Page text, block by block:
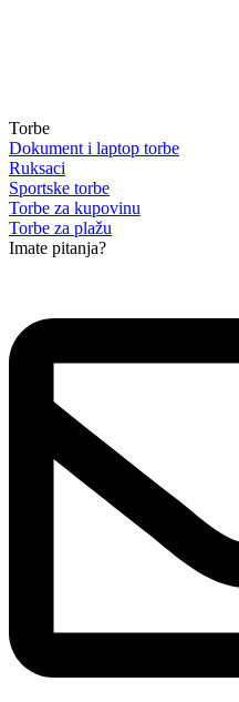
Torbe
Dokument i laptop torbe
Ruksaci
Sportske torbe
Torbe za kupovinu
Torbe za plažu
Imate pitanja?